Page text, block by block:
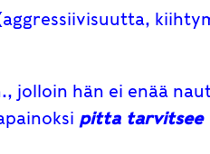
hän ei enää
pitta tarvitsee